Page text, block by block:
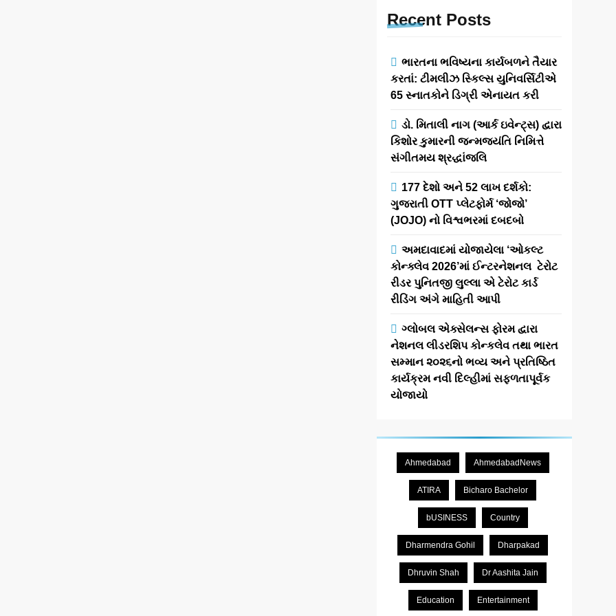
Recent Posts
ભારતના ભવિષ્યના કાર્યબળને તૈયાર
કરતાં: ટીમલીઝ સ્કિલ્સ યુનિવર્સિટીએ
65 સ્નાતકોને ડિગ્રી એનાયત કરી
ડો. મિતાલી નાગ (આર્ક ઇવેન્ટ્સ) દ્વારા
કિશોર કુમારની જન્મજયંતિ નિમિત્તે
સંગીતમય શ્રદ્ધાંજલિ
177 દેશો અને 52 લાખ દર્શકો:
ગુજરાતી OTT પ્લેટફોર્મ ‘જોજો’
(JOJO) નો વિશ્વભરમાં દબદબો
અમદાવાદમાં યોજાયેલા ‘ઓકલ્ટ
કોન્ક્લેવ 2026’માં ઈન્ટરનેશનલ ટેરોટ
રીડર પુનિતજી લુલ્લા એ ટેરોટ કાર્ડ
રીડિંગ અંગે માહિતી આપી
ગ્લોબલ એક્સેલન્સ ફોરમ દ્વારા
નેશનલ લીડરશિપ કોન્કલેવ તથા ભારત
સમ્માન ૨૦૨૬નો ભવ્ય અને પ્રતિષ્ઠિત
કાર્યક્રમ નવી દિલ્હીમાં સફળતાપૂર્વક
યોજાયો
Ahmedabad AhmedabadNews
ATIRA Bicharo Bachelor
bUSINESS Country
Dharmendra Gohil Dharpakad
Dhruvin Shah Dr Aashita Jain
Education Entertainment